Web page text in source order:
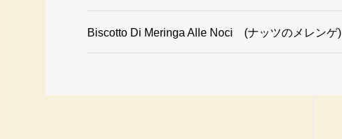
Biscotto Di Meringa Alle Noci (ナッツのメレンゲ)